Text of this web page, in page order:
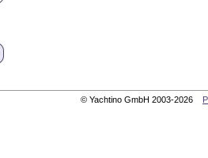
© Yachtino GmbH 2003-2026